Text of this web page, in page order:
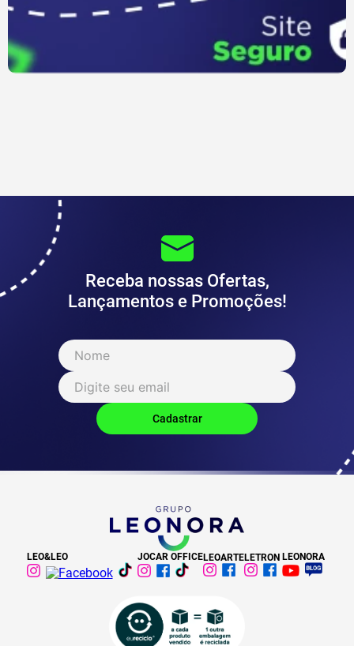
Receba nossas Ofertas,
Lançamentos e Promoções!
LEO&LEO JOCAR OFFICELEOARTELETRON LEONORA